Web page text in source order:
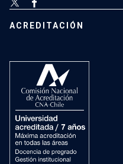
ACREDITACIÓN